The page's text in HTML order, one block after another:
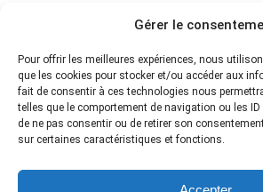
Gérer le
Pour offrir les meilleures expériences, nous
que les cookies pour stocker et/ou accéder aux
fait de consentir à ces technologies nous
telles que le comportement de navigation ou les
de ne pas consentir ou de retirer son
sur certaines caractéristiques et fonctions.
2026 Matel Electricité - Tous droits réservés
Politique de Cookies-Plan du